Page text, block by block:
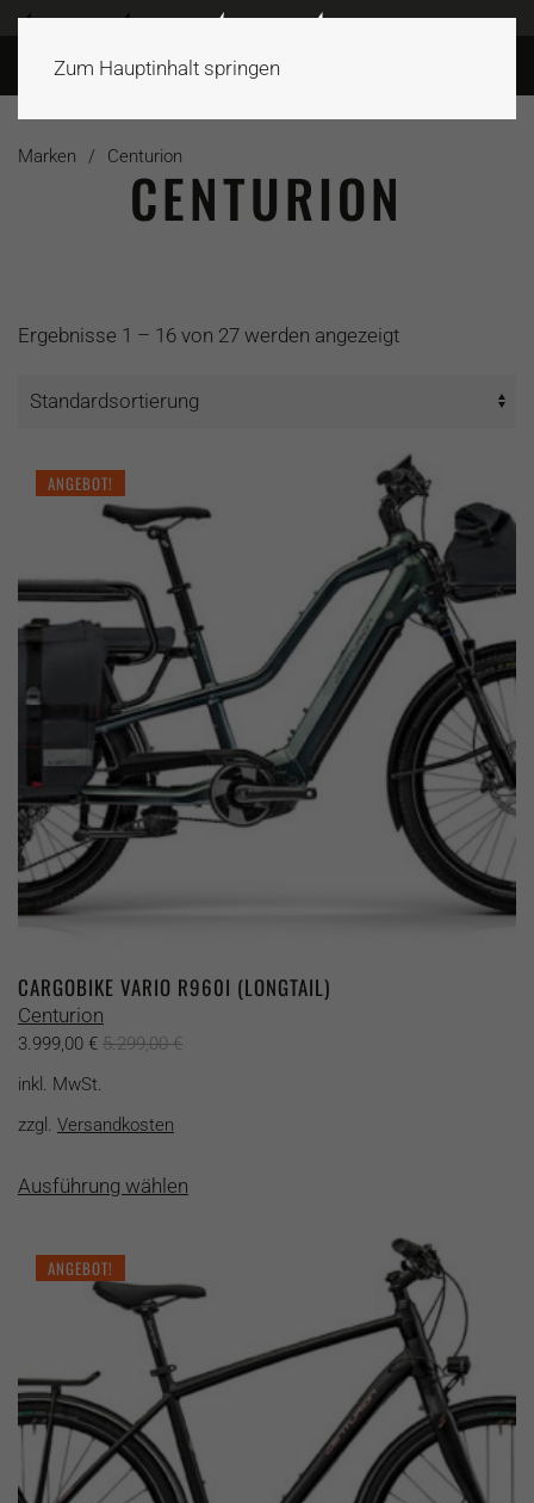
Zum Hauptinhalt springen
Marken Centurion
CENTURION
Ergebnisse 1 – 16 von 27 werden angezeigt
ANGEBOT!
CARGOBIKE VARIO R960I (LONGTAIL)
Centurion
3.999,00 € 5.299,00€
inkl. MwSt.
zzgl. Versandkosten
Ausführung wählenProdukt
Varianten
Optionen
können
auf
der
Produktseite
ANGEBOT!